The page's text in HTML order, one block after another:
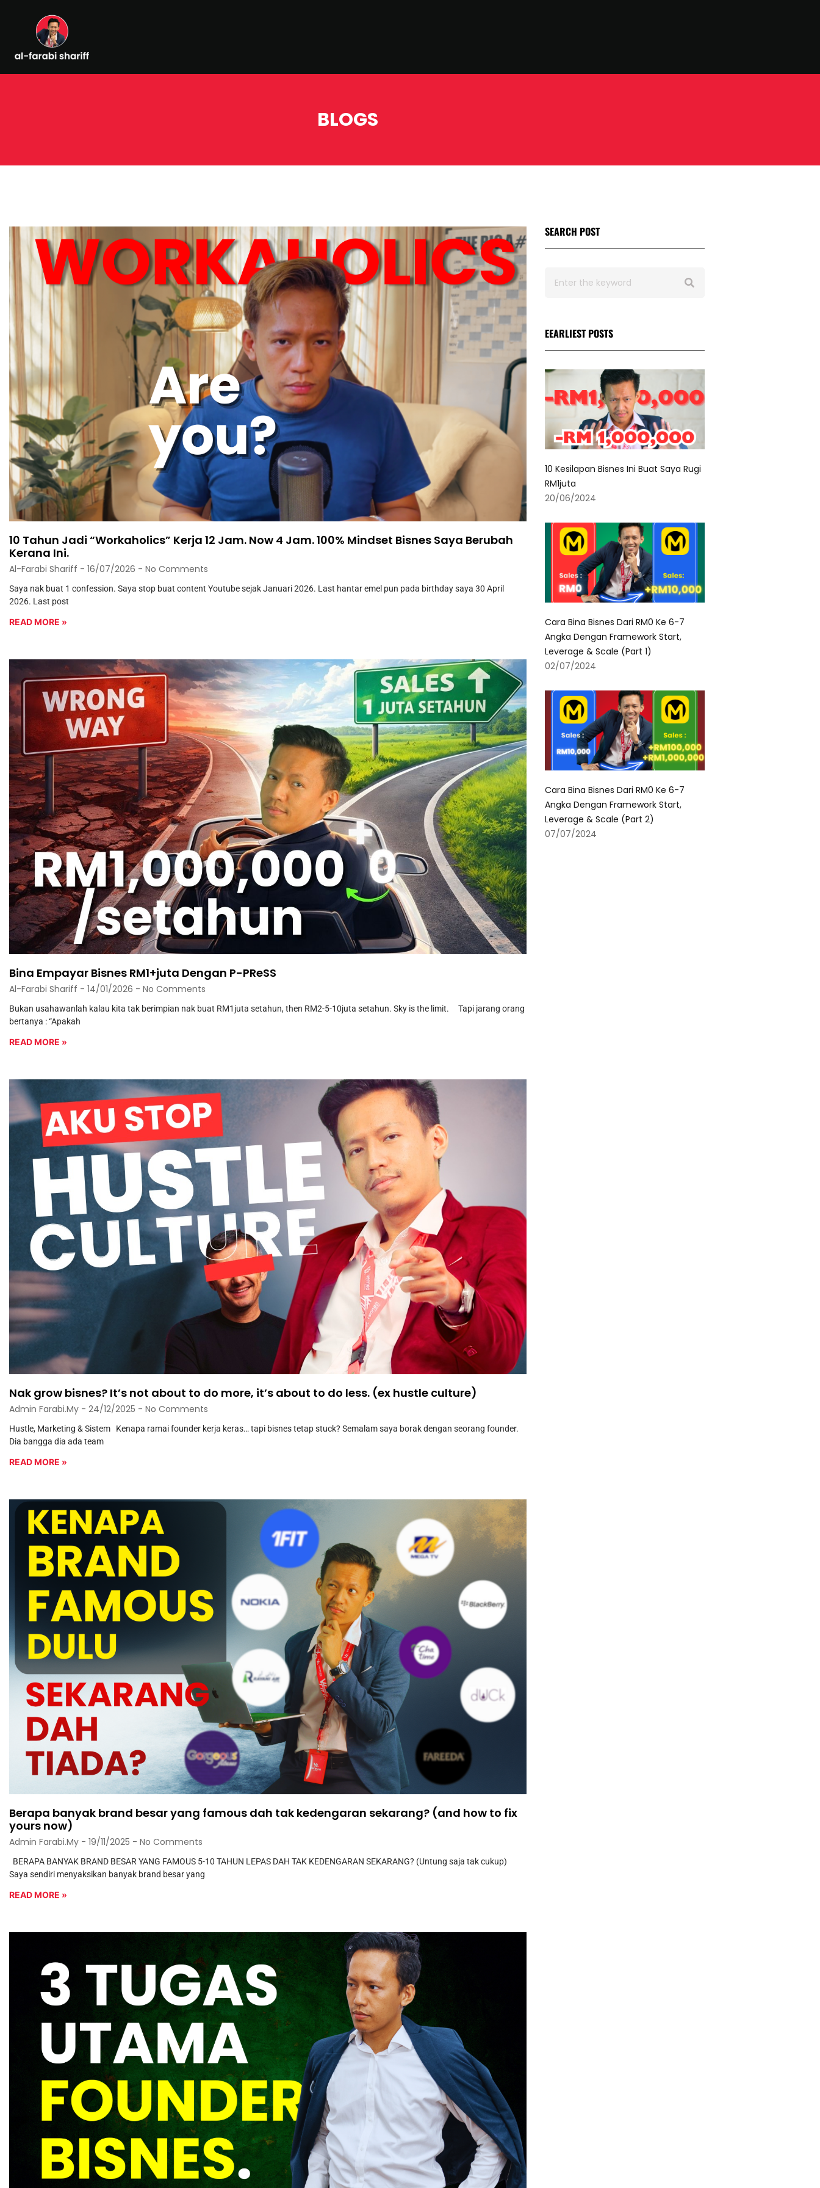
BLOGS
10 Tahun Jadi “Workaholics” Kerja 12 Jam. Now 4 Jam. 100% Mindset Bisnes Saya Berubah
Kerana Ini.
Al-Farabi Shariff 16/07/2026 No Comments
Saya nak buat 1 confession. Saya stop buat content Youtube sejak Januari 2026. Last hantar emel pun pada birthday saya 30 April
2026. Last post
READ MORE »
Bina Empayar Bisnes RM1+juta Dengan P-PReSS
Al-Farabi Shariff 14/01/2026 No Comments
Bukan usahawanlah kalau kita tak berimpian nak buat RM1juta setahun, then RM2-5-10juta setahun. Sky is the limit. Tapi jarang orang
bertanya : “Apakah
READ MORE »
Nak grow bisnes? It’s not about to do more, it’s about to do less. (ex hustle culture)
Admin Farabi.my 24/12/2025 No Comments
Hustle, Marketing & Sistem Kenapa ramai founder kerja keras… tapi bisnes tetap stuck? Semalam saya borak dengan seorang founder.
Dia bangga dia ada team
READ MORE »
Berapa banyak brand besar yang famous dah tak kedengaran sekarang? (and how to fix
yours now)
Admin Farabi.my 19/11/2025 No Comments
BERAPA BANYAK BRAND BESAR YANG FAMOUS 5-10 TAHUN LEPAS DAH TAK KEDENGARAN SEKARANG? (Untung saja tak cukup)
Saya sendiri menyaksikan banyak brand besar yang
READ MORE »
SEARCH POST
EEARLIEST POSTS
10 Kesilapan Bisnes Ini Buat Saya Rugi
RM1juta
20/06/2024
Cara Bina Bisnes Dari RM0 Ke 6-7
Angka Dengan Framework Start,
Leverage & Scale (Part 1)
02/07/2024
Cara Bina Bisnes Dari RM0 Ke 6-7
Angka Dengan Framework Start,
Leverage & Scale (Part 2)
07/07/2024